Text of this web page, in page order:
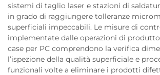
sistemi di taglio laser e stazioni di
in grado di raggiungere tolleranze
superficiali impeccabili. Le misure di
implementate dalle operazioni di
case per PC comprendono la verifica
l’ispezione della qualità superficiale e
funzionali volte a eliminare i prodotti